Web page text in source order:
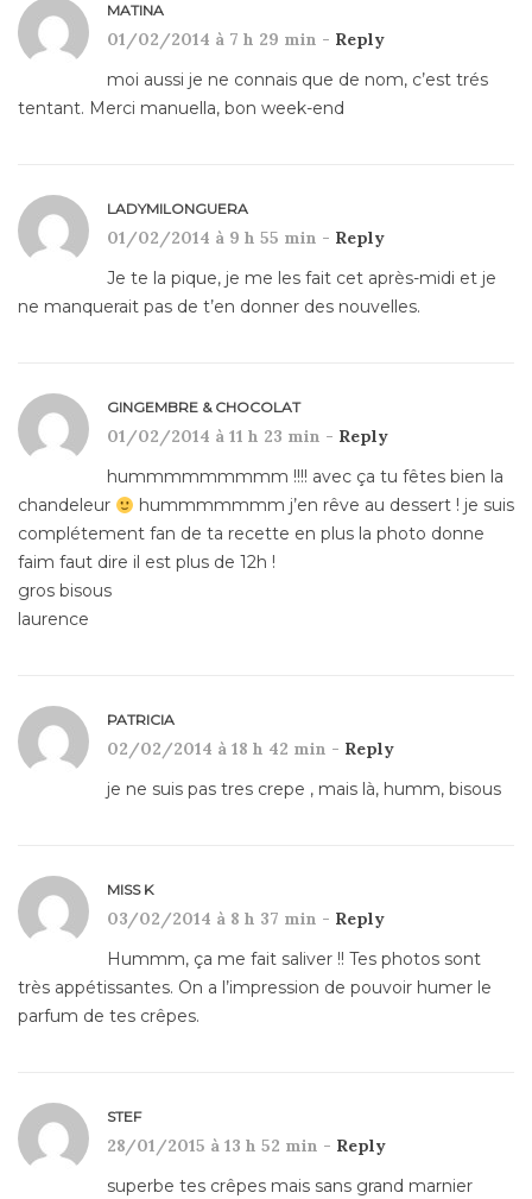
MATINA
01/02/2014 à 7 h 29 min - Reply
moi aussi je ne connais que de nom, c’est trés
tentant. Merci manuella, bon week-end
LADYMILONGUERA
01/02/2014 à 9 h 55 min - Reply
Je te la pique, je me les fait cet après-midi et je
ne manquerait pas de t’en donner des nouvelles.
GINGEMBRE & CHOCOLAT
01/02/2014 à 11 h 23 min - Reply
hummmmmmmmm !!!! avec ça tu fêtes bien la
chandeleur
hummmmmmm j’en rêve au dessert ! je suis
complétement fan de ta recette en plus la photo donne
faim faut dire il est plus de 12h !
gros bisous
laurence
PATRICIA
02/02/2014 à 18 h 42 min - Reply
je ne suis pas tres crepe , mais là, humm, bisous
MISS K
03/02/2014 à 8 h 37 min - Reply
Hummm, ça me fait saliver !! Tes photos sont
très appétissantes. On a l’impression de pouvoir humer le
parfum de tes crêpes.
STEF
28/01/2015 à 13 h 52 min - Reply
superbe tes crêpes mais sans grand marnier